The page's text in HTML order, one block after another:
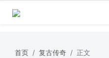
首页 复古传奇 正文